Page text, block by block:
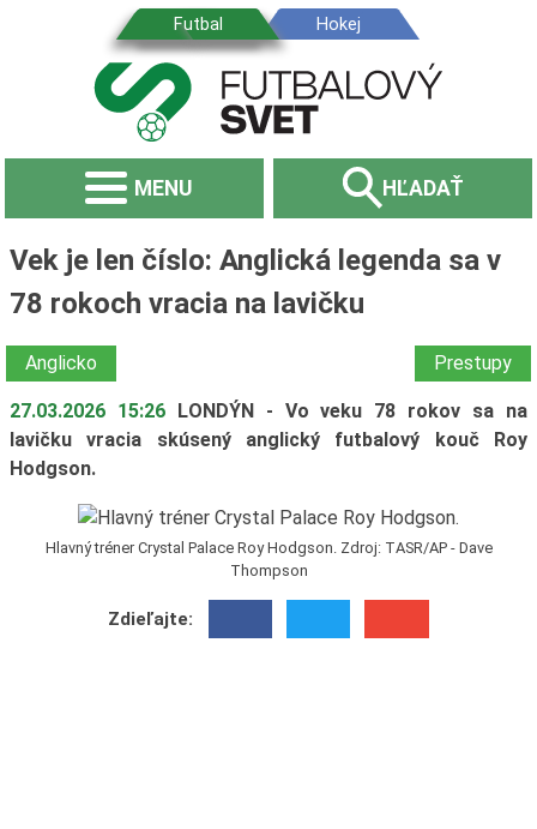
MENU HĽADAŤ
Vek je len číslo: Anglická legenda sa v
78 rokoch vracia na lavičku
Anglicko Prestupy
27.03.2026 15:26 LONDÝN - Vo veku 78 rokov sa na
lavičku vracia skúsený anglický futbalový kouč Roy
Hodgson.
Hlavný tréner Crystal Palace Roy Hodgson. Zdroj: TASR/AP - Dave
Thompson
Zdieľajte: